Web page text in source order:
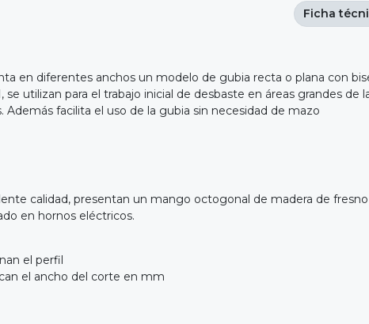
en diferentes anchos un modelo de gubia recta o plana con
se utilizan para el trabajo inicial de desbaste en áreas grandes
Además facilita el uso de la gubia sin necesidad de mazo
calidad, presentan un mango octogonal de madera de
en hornos eléctricos.
el perfil
el ancho del corte en mm
Ficha